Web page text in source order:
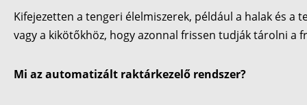
Kifejezetten a tengeri élelmiszerek, például a halak és a
vagy a kikötőkhöz, hogy azonnal frissen tudják tárolni a
Mi az automatizált raktárkezelő rendszer?